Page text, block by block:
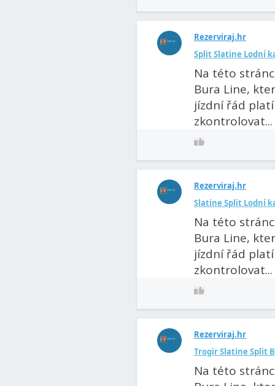
Rezerviraj.hr
Split Slatine Lodní
Na této
Bura Line,
jízdní řád
zkontrolovat...
Rezerviraj.hr
Slatine Split Lodní
Na této
Bura Line,
jízdní řád
zkontrolovat...
Rezerviraj.hr
Trogir Slatine Split
Na této